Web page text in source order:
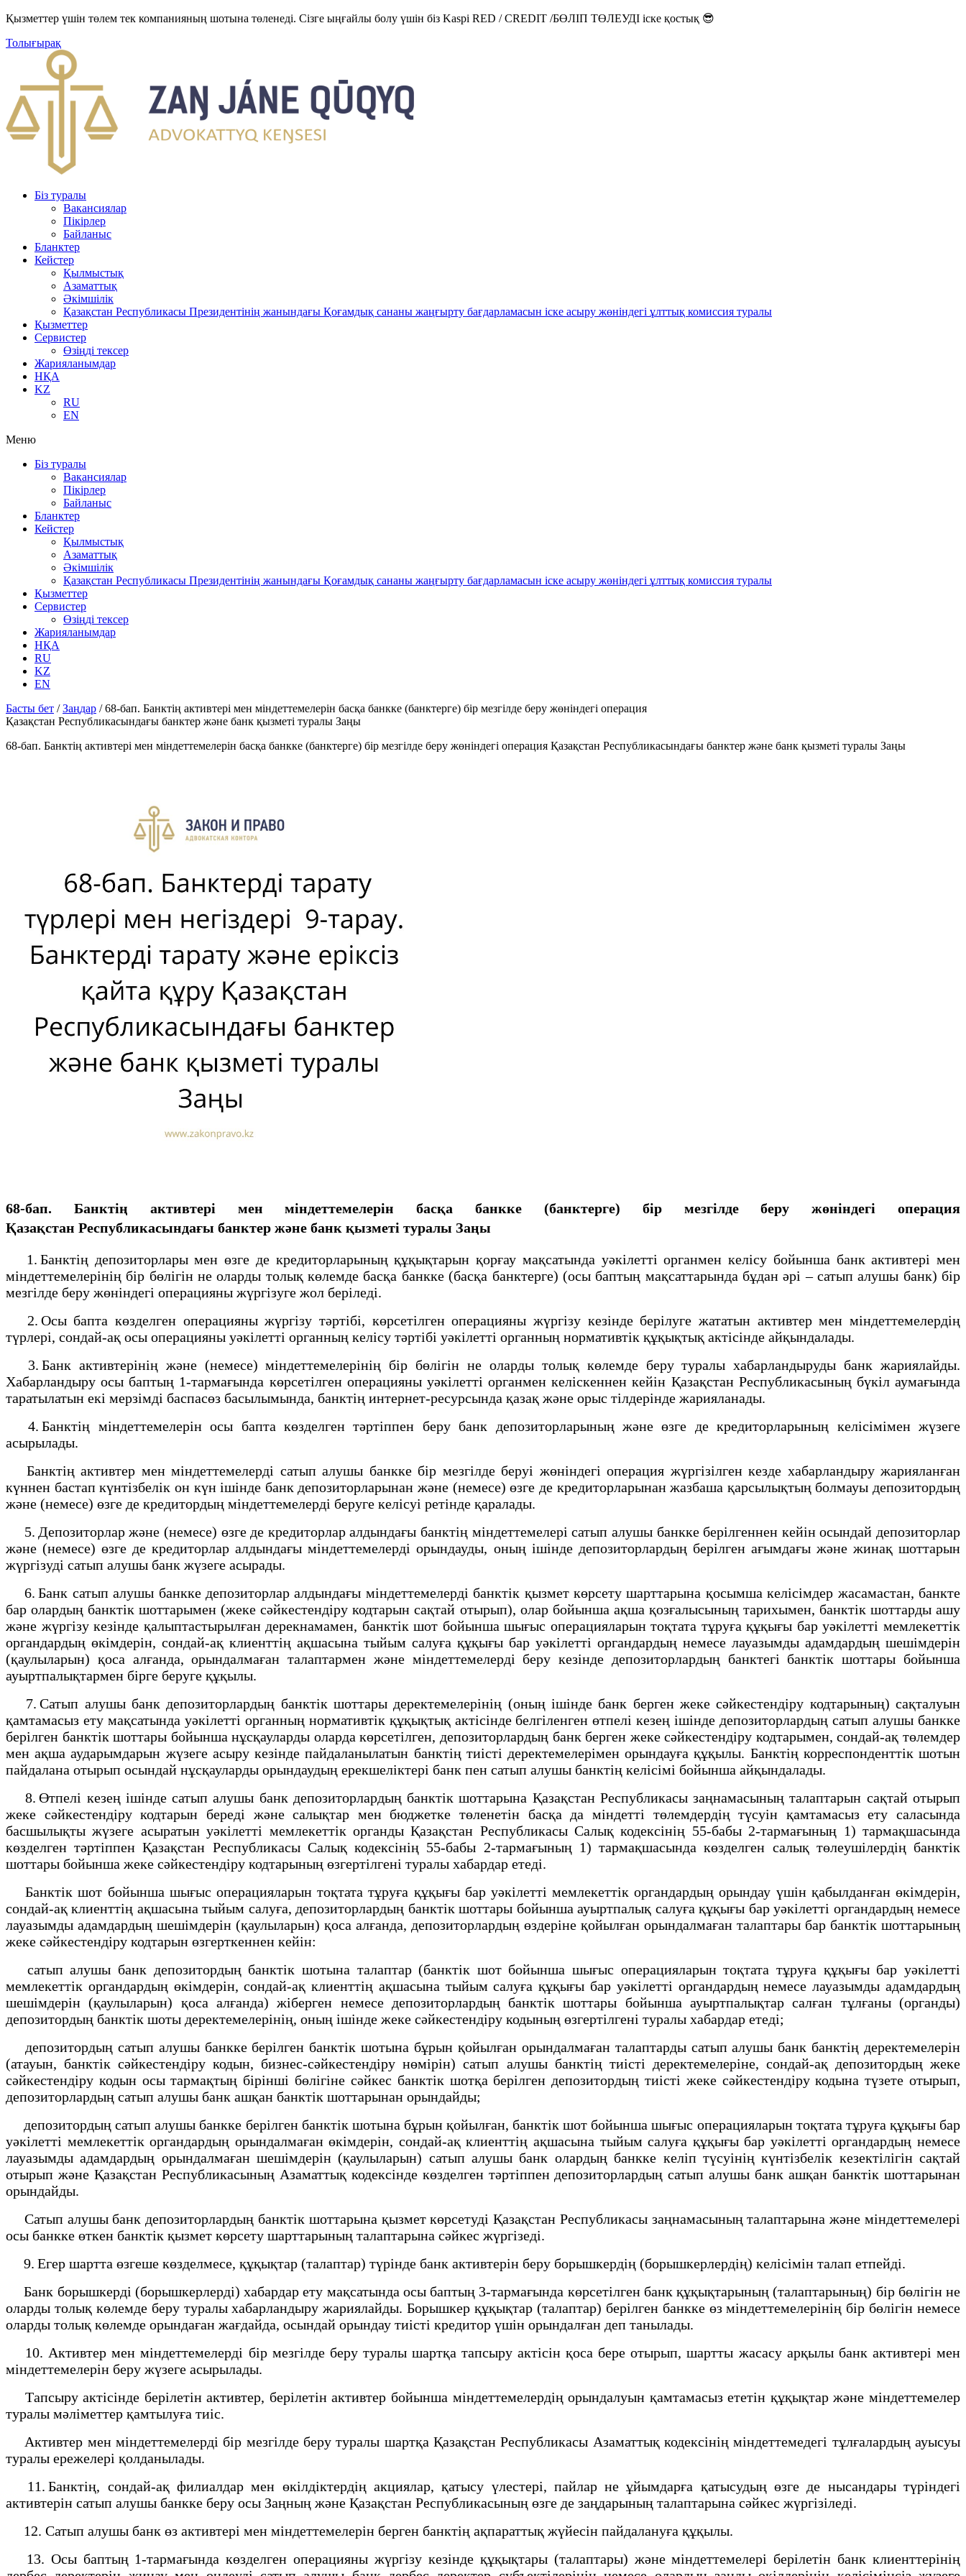
Қызметтер үшін төлем тек компанияның шотына төленеді. Сізге ыңғайлы болу үшін біз Kaspi RED / CREDIT /БӨЛІП ТӨЛЕУДІ іске қостық 😎
Толығырақ
Біз туралы
Вакансиялар
Пікірлер
Байланыс
Бланктер
Кейстер
Қылмыстық
Азаматтық
Әкімшілік
Қазақстан Республикасы Президентінің жанындағы Қоғамдық сананы жаңғырту бағдарламасын іске асыру жөніндегі ұлттық комиссия туралы
Қызметтер
Сервистер
Өзіңді тексер
Жарияланымдар
НҚА
KZ
RU
EN
Меню
Біз туралы
Вакансиялар
Пікірлер
Байланыс
Бланктер
Кейстер
Қылмыстық
Азаматтық
Әкімшілік
Қазақстан Республикасы Президентінің жанындағы Қоғамдық сананы жаңғырту бағдарламасын іске асыру жөніндегі ұлттық комиссия туралы
Қызметтер
Сервистер
Өзіңді тексер
Жарияланымдар
НҚА
RU
KZ
EN
Басты бет /Заңдар /68-бап. Банктің активтері мен міндеттемелерін басқа банкке (банктерге) бір мезгілде беру жөніндегі операция
Қазақстан Республикасындағы банктер және банк қызметі туралы Заңы
68-бап. Банктің активтері мен міндеттемелерін басқа банкке (банктерге) бір мезгілде беру жөніндегі операция Қазақстан Республикасындағы банктер және банк қызметі туралы Заңы
68-бап. Банктің активтері мен міндеттемелерін басқа банкке (банктерге) бір
мезгілде беру жөніндегі операция
Қазақстан Республикасындағы банктер және банк қызметі туралы Заңы
1. Банктің депозиторлары мен өзге де кредиторларының құқықтарын қорғау мақсатында уәкілетті органмен келісу бойынша банк активтері мен
міндеттемелерінің бір бөлігін не оларды толық көлемде басқа банкке (басқа банктерге) (осы баптың мақсаттарында бұдан әрі – сатып алушы банк) бір
мезгілде беру жөніндегі операцияны жүргізуге жол беріледі.
2. Осы бапта көзделген операцияны жүргізу тәртібі, көрсетілген операцияны жүргізу кезінде берілуге жататын активтер мен міндеттемелердің
түрлері, сондай-ақ осы операцияны уәкілетті органның келісу тәртібі уәкілетті органның нормативтік құқықтық актісінде айқындалады.
3. Банк активтерінің және (немесе) міндеттемелерінің бір бөлігін не оларды толық көлемде беру туралы хабарландыруды банк жариялайды.
Хабарландыру осы баптың 1-тармағында көрсетілген операцияны уәкілетті органмен келіскеннен кейін Қазақстан Республикасының бүкіл аумағында
таратылатын екі мерзімді баспасөз басылымында, банктің интернет-ресурсында қазақ және орыс тілдерінде жарияланады.
4. Банктің міндеттемелерін осы бапта көзделген тәртіппен беру банк депозиторларының және өзге де кредиторларының келісімімен жүзеге
асырылады.
Банктің активтер мен міндеттемелерді сатып алушы банкке бір мезгілде беруі жөніндегі операция жүргізілген кезде хабарландыру жарияланған
күннен бастап күнтізбелік он күн ішінде банк депозиторларынан және (немесе) өзге де кредиторларынан жазбаша қарсылықтың болмауы депозитордың
және (немесе) өзге де кредитордың міндеттемелерді беруге келісуі ретінде қаралады.
5. Депозиторлар және (немесе) өзге де кредиторлар алдындағы банктің міндеттемелері сатып алушы банкке берілгеннен кейін осындай депозиторлар
және (немесе) өзге де кредиторлар алдындағы міндеттемелерді орындауды, оның ішінде депозиторлардың берілген ағымдағы және жинақ шоттарын
жүргізуді сатып алушы банк жүзеге асырады.
6. Банк сатып алушы банкке депозиторлар алдындағы міндеттемелерді банктік қызмет көрсету шарттарына қосымша келісімдер жасамастан, банкте
бар олардың банктік шоттарымен (жеке сәйкестендіру кодтарын сақтай отырып), олар бойынша ақша қозғалысының тарихымен, банктік шоттарды ашу
және жүргізу кезінде қалыптастырылған дерекнамамен, банктік шот бойынша шығыс операцияларын тоқтата тұруға құқығы бар уәкілетті мемлекеттік
органдардың өкімдерін, сондай-ақ клиенттің ақшасына тыйым салуға құқығы бар уәкілетті органдардың немесе лауазымды адамдардың шешімдерін
(қаулыларын) қоса алғанда, орындалмаған талаптармен және міндеттемелерді беру кезінде депозиторлардың банктегі банктік шоттары бойынша
ауыртпалықтармен бірге беруге құқылы.
7. Сатып алушы банк депозиторлардың банктік шоттары деректемелерінің (оның ішінде банк берген жеке сәйкестендіру кодтарының) сақталуын
қамтамасыз ету мақсатында уәкілетті органның нормативтік құқықтық актісінде белгіленген өтпелі кезең ішінде депозиторлардың сатып алушы банкке
берілген банктік шоттары бойынша нұсқауларды оларда көрсетілген, депозиторлардың банк берген жеке сәйкестендіру кодтарымен, сондай-ақ төлемдер
мен ақша аударымдарын жүзеге асыру кезінде пайдаланылатын банктің тиісті деректемелерімен орындауға құқылы. Банктің корреспонденттік шотын
пайдалана отырып осындай нұсқауларды орындаудың ерекшеліктері банк пен сатып алушы банктің келісімі бойынша айқындалады.
8. Өтпелі кезең ішінде сатып алушы банк депозиторлардың банктік шоттарына Қазақстан Республикасы заңнамасының талаптарын сақтай отырып
жеке сәйкестендіру кодтарын береді және салықтар мен бюджетке төленетін басқа да міндетті төлемдердің түсуін қамтамасыз ету саласында
басшылықты жүзеге асыратын уәкілетті мемлекеттік органды Қазақстан Республикасы Салық кодексінің 55-бабы 2-тармағының 1) тармақшасында
көзделген тәртіппен Қазақстан Республикасы Салық кодексінің 55-бабы 2-тармағының 1) тармақшасында көзделген салық төлеушілердің банктік
шоттары бойынша жеке сәйкестендіру кодтарының өзгертілгені туралы хабардар етеді.
Банктік шот бойынша шығыс операцияларын тоқтата тұруға құқығы бар уәкілетті мемлекеттік органдардың орындау үшін қабылданған өкімдерін,
сондай-ақ клиенттің ақшасына тыйым салуға, депозиторлардың банктік шоттары бойынша ауыртпалық салуға құқығы бар уәкілетті органдардың немесе
лауазымды адамдардың шешімдерін (қаулыларын) қоса алғанда, депозиторлардың өздеріне қойылған орындалмаған талаптары бар банктік шоттарының
жеке сәйкестендіру кодтарын өзгерткеннен кейін:
сатып алушы банк депозитордың банктік шотына талаптар (банктік шот бойынша шығыс операцияларын тоқтата тұруға құқығы бар уәкілетті
мемлекеттік органдардың өкімдерін, сондай-ақ клиенттің ақшасына тыйым салуға құқығы бар уәкілетті органдардың немесе лауазымды адамдардың
шешімдерін (қаулыларын) қоса алғанда) жіберген немесе депозиторлардың банктік шоттары бойынша ауыртпалықтар салған тұлғаны (органды)
депозитордың банктік шоты деректемелерінің, оның ішінде жеке сәйкестендіру кодының өзгертілгені туралы хабардар етеді;
депозитордың сатып алушы банкке берілген банктік шотына бұрын қойылған орындалмаған талаптарды сатып алушы банк банктің деректемелерін
(атауын, банктік сәйкестендіру кодын, бизнес-сәйкестендіру нөмірін) сатып алушы банктің тиісті деректемелеріне, сондай-ақ депозитордың жеке
сәйкестендіру кодын осы тармақтың бірінші бөлігіне сәйкес банктік шотқа берілген депозитордың тиісті жеке сәйкестендіру кодына түзете отырып,
депозиторлардың сатып алушы банк ашқан банктік шоттарынан орындайды;
депозитордың сатып алушы банкке берілген банктік шотына бұрын қойылған, банктік шот бойынша шығыс операцияларын тоқтата тұруға құқығы бар
уәкілетті мемлекеттік органдардың орындалмаған өкімдерін, сондай-ақ клиенттің ақшасына тыйым салуға құқығы бар уәкілетті органдардың немесе
лауазымды адамдардың орындалмаған шешімдерін (қаулыларын) сатып алушы банк олардың банкке келіп түсуінің күнтізбелік кезектілігін сақтай
отырып және Қазақстан Республикасының Азаматтық кодексінде көзделген тәртіппен депозиторлардың сатып алушы банк ашқан банктік шоттарынан
орындайды.
Сатып алушы банк депозиторлардың банктік шоттарына қызмет көрсетуді Қазақстан Республикасы заңнамасының талаптарына және міндеттемелері
осы банкке өткен банктік қызмет көрсету шарттарының талаптарына сәйкес жүргізеді.
9. Егер шартта өзгеше көзделмесе, құқықтар (талаптар) түрінде банк активтерін беру борышкердің (борышкерлердің) келісімін талап етпейді.
Банк борышкерді (борышкерлерді) хабардар ету мақсатында осы баптың 3-тармағында көрсетілген банк құқықтарының (талаптарының) бір бөлігін не
оларды толық көлемде беру туралы хабарландыру жариялайды. Борышкер құқықтар (талаптар) берілген банкке өз міндеттемелерінің бір бөлігін немесе
оларды толық көлемде орындаған жағдайда, осындай орындау тиісті кредитор үшін орындалған деп танылады.
10. Активтер мен міндеттемелерді бір мезгілде беру туралы шартқа тапсыру актісін қоса бере отырып, шартты жасасу арқылы банк активтері мен
міндеттемелерін беру жүзеге асырылады.
Тапсыру актісінде берілетін активтер, берілетін активтер бойынша міндеттемелердің орындалуын қамтамасыз ететін құқықтар және міндеттемелер
туралы мәліметтер қамтылуға тиіс.
Активтер мен міндеттемелерді бір мезгілде беру туралы шартқа Қазақстан Республикасы Азаматтық кодексінің мiндеттемедегi тұлғалардың ауысуы
туралы ережелері қолданылады.
11. Банктің, сондай-ақ филиалдар мен өкілдіктердің акциялар, қатысу үлестері, пайлар не ұйымдарға қатысудың өзге де нысандары түріндегі
активтерін сатып алушы банкке беру осы Заңның және Қазақстан Республикасының өзге де заңдарының талаптарына сәйкес жүргізіледі.
12. Сатып алушы банк өз активтері мен міндеттемелерін берген банктің ақпараттық жүйесін пайдалануға құқылы.
13. Осы баптың 1-тармағында көзделген операцияны жүргізу кезінде құқықтары (талаптары) және міндеттемелері берілетін банк клиенттерінің